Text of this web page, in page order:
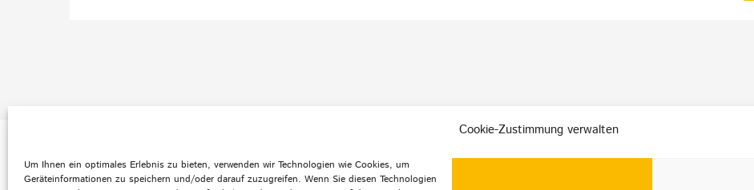
Cookie-Zustimmung verwalten
Um Ihnen ein optimales Erlebnis zu bieten, verwenden wir Technologien wie Cookies, um
Geräteinformationen zu speichern und/oder darauf zuzugreifen. Wenn Sie diesen Technologien
Default Footer Text